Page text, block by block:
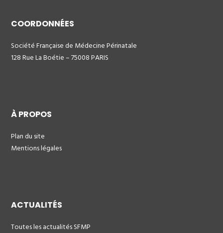
COORDONNÉES
Société Française de Médecine Périnatale
128 Rue La Boétie – 75008 PARIS
À PROPOS
Plan du site
Mentions légales
ACTUALITÉS
Toutes les actualités SFMP